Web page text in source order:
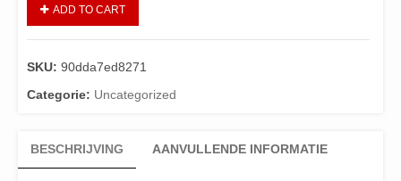
ADD TO CART
SKU: 90dda7ed8271
Categorie: Uncategorized
BESCHRIJVING AANVULLENDE INFORMATIE